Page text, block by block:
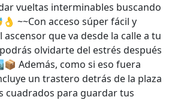
vueltas interminables buscando
~~Con acceso súper fácil y
que va desde la calle a tu
olvidarte del estrés después
Además, como si eso fuera
un trastero detrás de la plaza
cuadrados para guardar tus